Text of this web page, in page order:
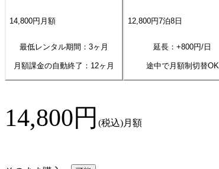
14,800円 月額
最低レンタル期間：3ヶ月
月額課金の自動終了： 12ヶ月
12,800円7泊8日
延長：+800円/日
途中で月額制切替OK
14,800円 (税込)月額